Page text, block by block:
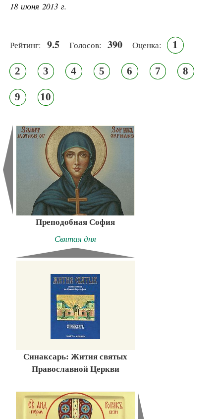
18 июня 2013 г.
Рейтинг: 9.5 Голосов: 390 Оценка: 1
2 3 4 5 6 7 8
9 10
Преподобная София
Святая дня
Синаксарь: Жития святых
Православной Церкви